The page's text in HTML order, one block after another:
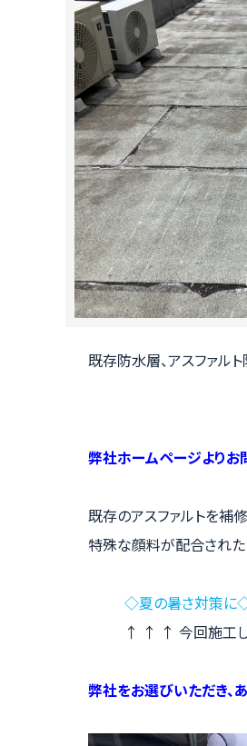
既存防水層、アスファルト
弊社ホームページより
既存のアスファルトを補修
特殊な顔料が配合された
◇夏の暑さ対策
↑ ↑ ↑ 今回施工し
弊社をお選びいただき、